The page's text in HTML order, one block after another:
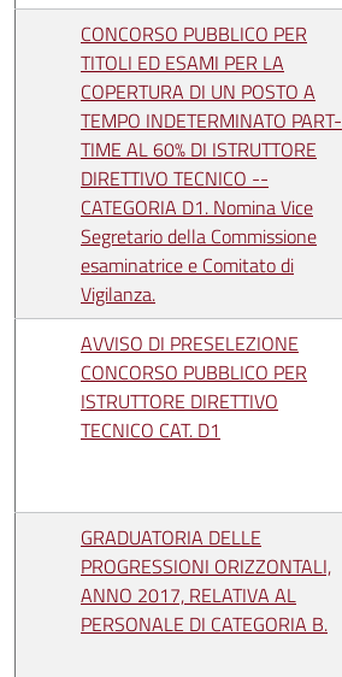
CONCORSO PUBBLICO PER
TITOLI ED ESAMI PER LA
COPERTURA DI UN POSTO A
TEMPO INDETERMINATO PART-
TIME AL 60% DI ISTRUTTORE
DIRETTIVO TECNICO --
CATEGORIA D1. Nomina Vice
Segretario della Commissione
esaminatrice e Comitato di
Vigilanza.
AVVISO DI PRESELEZIONE
CONCORSO PUBBLICO PER
ISTRUTTORE DIRETTIVO
TECNICO CAT. D1
GRADUATORIA DELLE
PROGRESSIONI ORIZZONTALI,
ANNO 2017, RELATIVA AL
PERSONALE DI CATEGORIA B.